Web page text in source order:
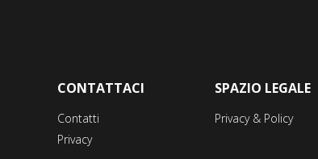
CONTATTACI
Contatti
Privacy
SPAZIO LEGALE
Privacy & Policy